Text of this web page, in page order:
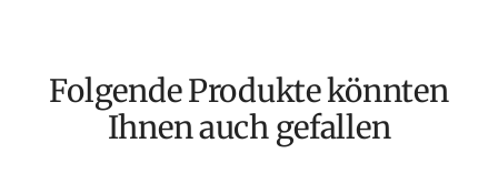
Folgende Produkte könnten
Ihnen auch gefallen